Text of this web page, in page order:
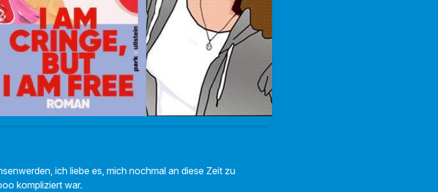
ich liebe es, mich nochmal an diese Zeit zu
kompliziert war.